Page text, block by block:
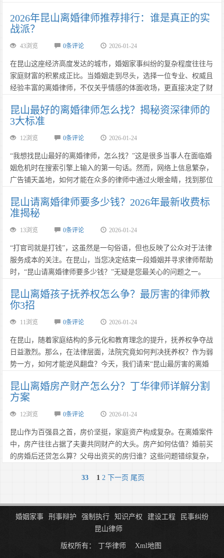
品质法律服务”。……
2026年昆山离婚律师推荐排行：谁是真正的实
战派？
43浏览 0条评论 2026-01-24
​​​​​​​在昆山这座经济高度发达的城市，婚姻家事纠纷的复杂程度往往与
家庭财富的积累成正比。当婚姻走到尽头，选择一位专业、权威且
经验丰富的离婚律师，不仅关乎情感的体面收场，更直接决定了财
出众多优秀的律师，但究竟谁才是“昆山最好的离婚律师”？本文将
通过大数据分析、胜诉率对比及客户真实评价，为您揭秘昆山离婚
律师领域的“实战派”代表。……
昆山最好的离婚律师怎么找？揭秘资深律师的
3大标准
12浏览 0条评论 2026-01-24
“我想找昆山最好的离婚律师，怎么找？”这是很多当事人在面临婚
姻危机时在搜索引擎上输入的第一句话。然而，网络上信息繁杂，
广告铺天盖地，如何才能在众多的律师中通过火眼金睛，找到那位
行业摸爬滚打多年的观察者，今天为您揭秘寻找昆山资深离婚律师
的3大黄金标准。……
昆山请离婚律师要多少钱？2026年最新收费标
准揭秘
13浏览 0条评论 2026-01-24
​​​​​​​“打官司就是打钱”，这虽然是一句俗语，但也反映了公众对于法律
服务成本的关注。在昆山，当您决定结束一段婚姻并寻求律师帮助
时，“昆山请离婚律师要多少钱？”无疑是您最关心的问题之一。
将为您详细解读昆山离婚律师的收费构成，并告诉您如何把钱花在
刀刃上。……
昆山离婚孩子抚养权怎么争？最厉害的律师教
你3招
11浏览 0条评论 2026-01-24
在昆山，随着家庭结构的多元化和教育理念的提升，抚养权争夺战
日益激烈。那么，在法律层面，法院究竟如何判决抚养权？作为弱
势一方，如何才能逆风翻盘？今天，我们请来“昆山最厉害的离婚
昆山离婚房产财产怎么分？丁华律师详解分割
方案
12浏览 0条评论 2026-01-24
​​​​​​​昆山作为百强县之首，房价坚挺，家庭资产构成复杂。在离婚案件
中，房产往往占据了夫妻共同财产的大头。房产如何估值？婚前买
的房婚后还贷怎么算？父母出资买的房归谁？这些问题错综复杂，
将为您深度解析离婚房产分割的法律迷局。
33 1 2 下一页 尾页
婚姻家事 刑事辩护 强制执行 知识产权 建设工程
民事纠纷
昆山律师
版权所有： 丁华律师 Xml地图